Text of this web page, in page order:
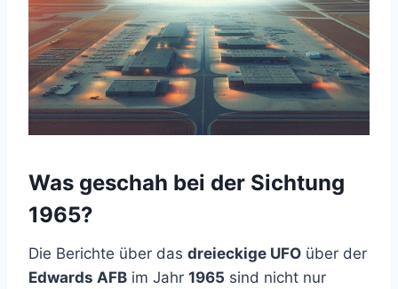
Was geschah bei der Sichtung
1965?
Die Berichte über das dreieckige UFO über der
Edwards AFB im Jahr 1965 sind nicht nur